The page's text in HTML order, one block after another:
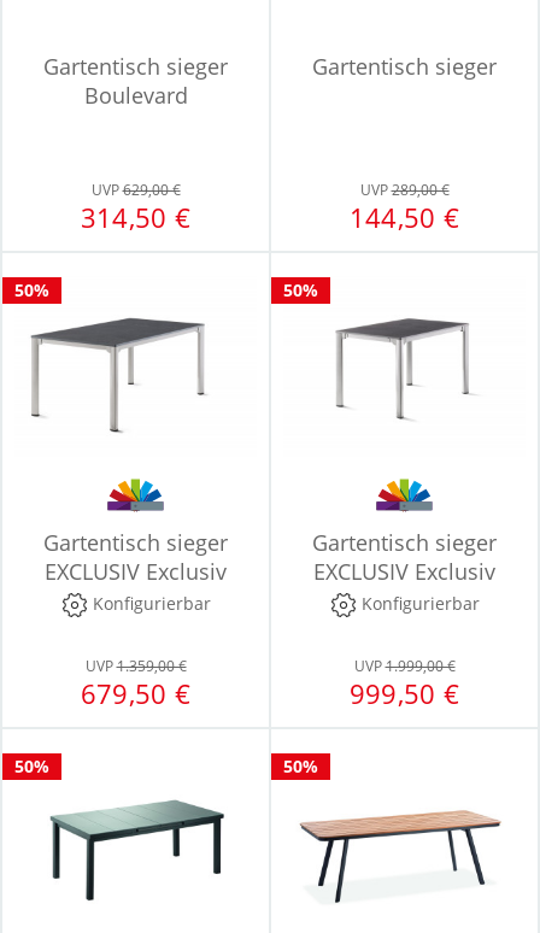
Gartentisch sieger
Boulevard
UVP629,00 €
314,50 €
Gartentisch sieger
UVP289,00 €
144,50 €
50%
Gartentisch sieger
EXCLUSIV Exclusiv
Konfigurierbar
UVP1.359,00 €
679,50 €
50%
Gartentisch sieger
EXCLUSIV Exclusiv
Konfigurierbar
UVP1.999,00 €
999,50 €
50% 50%